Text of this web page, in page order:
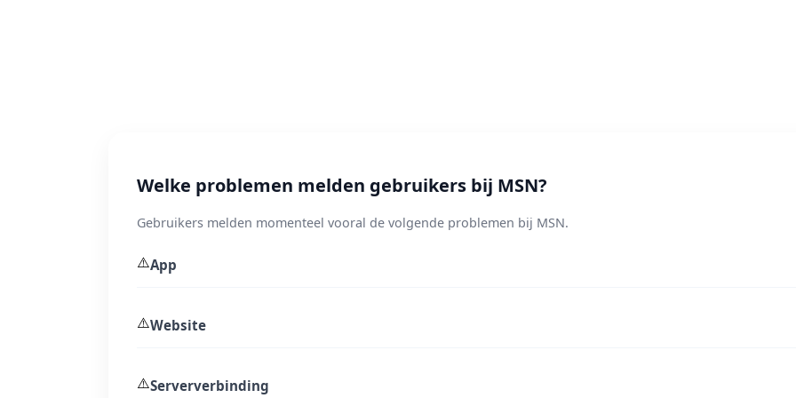
Welke problemen melden gebruikers bij MSN?
Gebruikers melden momenteel vooral de volgende problemen bij MSN.
⚠️App
⚠️Website
⚠️Serververbinding